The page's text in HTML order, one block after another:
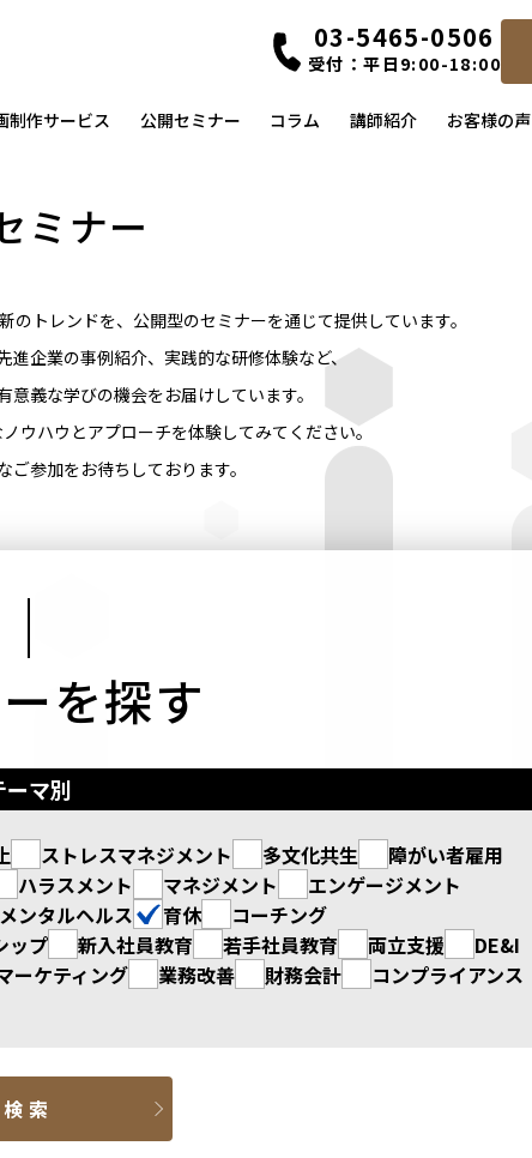
03-5465-0506
受付：平日9:00-18:00
制作サービス 公開セミナー コラム 講師紹介 お客様の声
ミナー
トレンドを、公開型のセミナーを通じて提供しています。
進企業の事例紹介、実践的な研修体験など、
義な学びの機会をお届けしています。
ウハウとアプローチを体験してみてください。
ご参加をお待ちしております。
を探す
ーマ別
ストレスマネジメント 多文化共生
障がい者雇用
ハラスメント マネジメント
エンゲージメント
メンタルヘルス 育休
コーチング
ップ 新入社員教育 若手社員教育 両立支援
DE&I
ーケティング 業務改善 財務会計
コンプライアンス